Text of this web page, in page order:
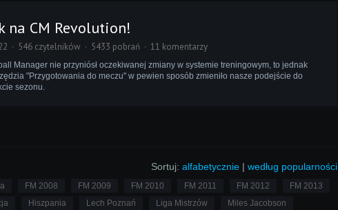
na CM Revolution!
546 czytelników 5433 pobrań 11 komentarzy
Manager nie przyniósł oczekiwanej zmiany w systemie treningowym, to jednak
"Przygotowania do meczu" w pewien sposób zmieniło nasze podejście do
sezonu.
Sortuj: alfabetycznie |według popularności
FM 2008 FM 2009 FM 2010 FM 2011 FM 2012
FM 2013
Hiszpania Lech Poznań Liga Mistrzów
Miles Jacobson